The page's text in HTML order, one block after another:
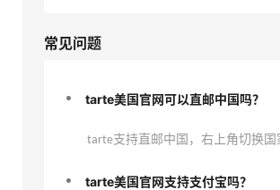
常见问题
tarte美国官网可以直邮中国吗？
tarte支持直邮中国，右上角切换国
tarte美国官网支持支付宝吗？